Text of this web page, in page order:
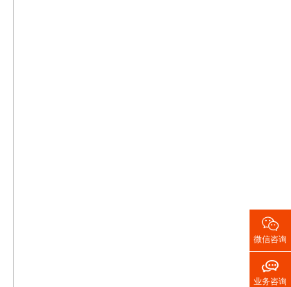

微信咨询

业务咨询